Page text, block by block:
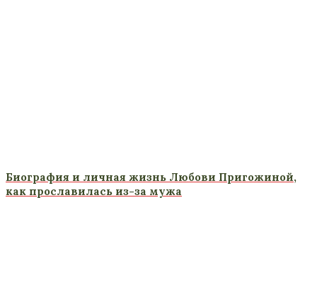
Биография и личная жизнь Любови Пригожиной,
как прославилась из-за мужа